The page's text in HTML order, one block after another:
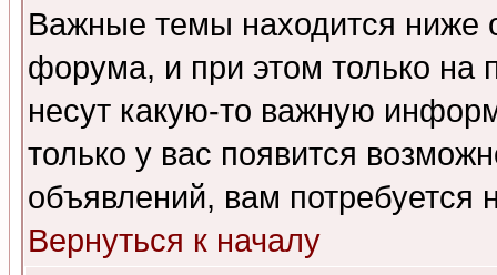
Важные темы находится ниже
форума, и при этом только на
несут какую-то важную
только у вас появится
объявлений, вам потребуется
Вернуться к началу